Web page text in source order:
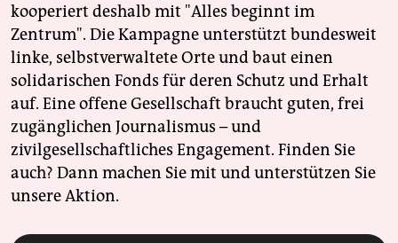
kooperiert deshalb mit "Alles beginnt im
Zentrum". Die Kampagne unterstützt bundesweit
linke, selbstverwaltete Orte und baut einen
solidarischen Fonds für deren Schutz und Erhalt
auf. Eine offene Gesellschaft braucht guten, frei
zugänglichen Journalismus – und
zivilgesellschaftliches Engagement. Finden Sie
auch? Dann machen Sie mit und unterstützen Sie
unsere Aktion.